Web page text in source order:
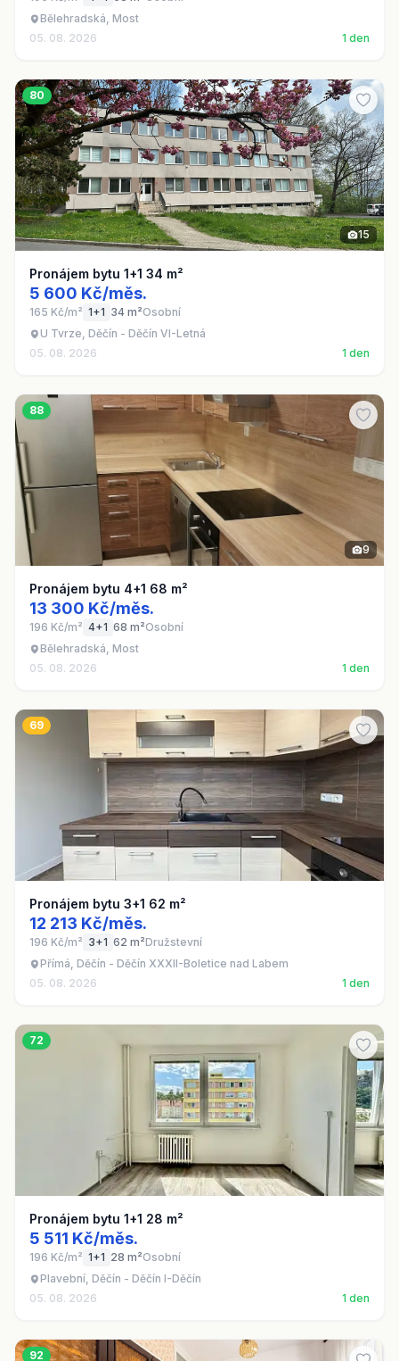
Bělehradská, Most
05. 08. 2026
1 den
80
15
Pronájem bytu 1+1 34 m²
5 600 Kč/měs.
165 Kč/m² 1+1 34 m²Osobní
U Tvrze, Děčín - Děčín VI-Letná
05. 08. 2026
1 den
88
9
Pronájem bytu 4+1 68 m²
13 300 Kč/měs.
196 Kč/m² 4+1 68 m²Osobní
Bělehradská, Most
05. 08. 2026
1 den
69
Pronájem bytu 3+1 62 m²
12 213 Kč/měs.
196 Kč/m² 3+1 62 m²Družstevní
Přímá, Děčín - Děčín XXXII-Boletice nad Labem
05. 08. 2026
1 den
72
Pronájem bytu 1+1 28 m²
5 511 Kč/měs.
196 Kč/m² 1+1 28 m²Osobní
Plavební, Děčín - Děčín I-Děčín
05. 08. 2026
1 den
92